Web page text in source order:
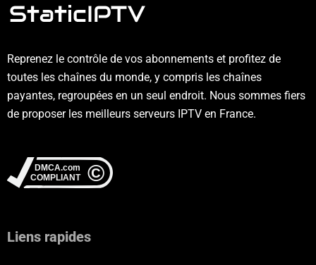
Reprenez le contrôle de vos abonnements et profitez de
toutes les chaînes du monde, y compris les chaînes
payantes, regroupées en un seul endroit. Nous sommes fiers
de proposer les meilleurs serveurs IPTV en France.
Liens rapides